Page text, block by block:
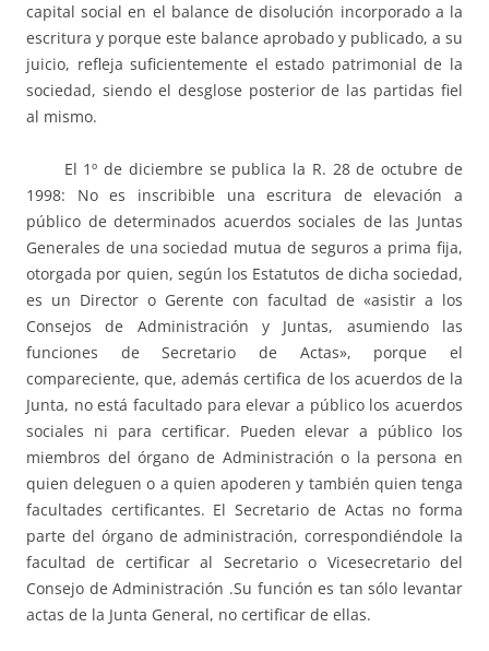
capital social en el balance de disolución incorporado a la
escritura y porque este balance aprobado y publicado, a su
juicio, refleja suficientemente el estado patrimonial de la
sociedad, siendo el desglose posterior de las partidas fiel
al mismo.
El 1º de diciembre se publica la R. 28 de octubre de
1998: No es inscribible una escritura de elevación a
público de determinados acuerdos sociales de las Juntas
Generales de una sociedad mutua de seguros a prima fija,
otorgada por quien, según los Estatutos de dicha sociedad,
es un Director o Gerente con facultad de «asistir a los
Consejos de Administración y Juntas, asumiendo las
funciones de Secretario de Actas», porque el
compareciente, que, además certifica de los acuerdos de la
Junta, no está facultado para elevar a público los acuerdos
sociales ni para certificar. Pueden elevar a público los
miembros del órgano de Administración o la persona en
quien deleguen o a quien apoderen y también quien tenga
facultades certificantes. El Secretario de Actas no forma
parte del órgano de administración, correspondiéndole la
facultad de certificar al Secretario o Vicesecretario del
Consejo de Administración .Su función es tan sólo levantar
actas de la Junta General, no certificar de ellas.